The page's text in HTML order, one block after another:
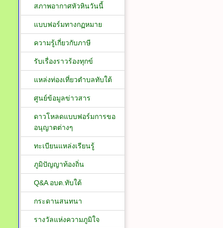
สภาพอากาศหัวหินวันนี้
แบบฟอร์มทางกฏหมาย
ความรู้เกี่ยวกับภาษี
รับเรื่องราวร้องทุกข์
แหล่งท่องเที่ยวตำบลทับใต้
ศูนย์ข้อมูลข่าวสาร
ดาวโหลดแบบฟอร์มการขอ
อนุญาตต่างๆ
ทะเบียนแหล่งเรียนรู้
ภูมิปัญญาท้องถิ่น
Q&A อบต.ทับใต้
กระดานสนทนา
รางวัลแห่งความภูมิใจ